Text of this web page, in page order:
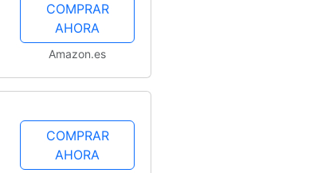
COMPRAR
AHORA
Amazon.es
COMPRAR
AHORA